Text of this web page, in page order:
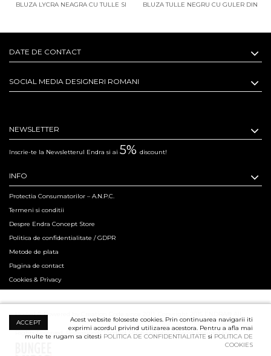
BLUZA LYCRA NEAGRA CU TULLE SI
BLUZA TULLE NEGRU CU GULER DIN
DATE DE CONTACT
SOCIAL MEDIA DESIGNERI ROMANI
NEWSLETTER
Inscrie-te la Newsletterul Endra si ai 5% discount!
INFO
Protectia Consumatorilor – A.N.P.C.
Termeni si conditii
Despre Endra Concept Store
Politica de confidentialitate / GDPR
Metode de plata
Pagina de contact
Cookies & Privacy
Hosted & Powered by Creation Code since 2011. Copyright 2015 ENDRA® All
Rights Reserved. Professional Product Photography Services ensured by
ACCEPT
Acest website foloseste cookies. Prin continuarea navigarii iti
exprimi acordul privind utilizarea acestora. Pentru a afla mai
multe te rugam sa citesti POLITICA DE CONFIDENTIALITATE si POLITICA DE
COOKIES